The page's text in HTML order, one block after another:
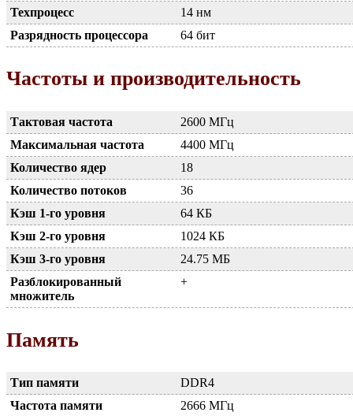
Техпроцесс
14 нм
Разрядность процессора
64 бит
Частоты и производительность
Тактовая частота
2600 МГц
Максимальная частота
4400 МГц
Количество ядер
18
Количество потоков
36
Кэш 1-го уровня
64 КБ
Кэш 2-го уровня
1024 КБ
Кэш 3-го уровня
24.75 МБ
Разблокированный
множитель
+
Память
Тип памяти
DDR4
Частота памяти
2666 МГц